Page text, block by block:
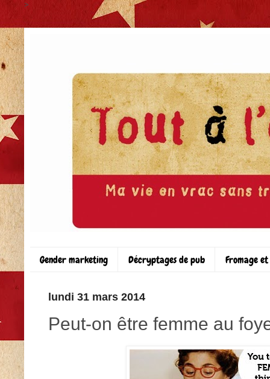
>
Gender marketing Décryptages de pub Fromage
lundi 31 mars 2014
Peut-on être femme au